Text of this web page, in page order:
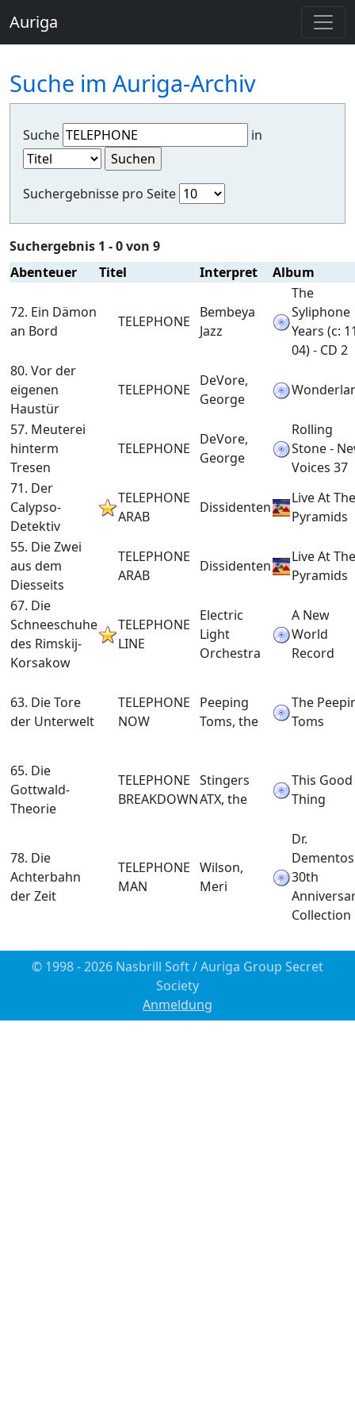
Auriga
Suche im Auriga-Archiv
Suche in
Suchergebnisse pro Seite
Suchergebnis 1 - 0 von 9
Abenteuer
Titel Interpret Album
72. Ein Dämon
an Bord
TELEPHONE
Bembeya
Jazz
The
Syliphone
Years (c:
04) - CD 2
80. Vor der
eigenen
Haustür
TELEPHONE
DeVore,
George
57. Meuterei
hinterm
Tresen
TELEPHONE
DeVore,
George
Rolling
Stone -
Voices 37
71. Der
Calypso-
Detektiv
TELEPHONE
ARAB
Dissidenten
Live At The
Pyramids
55. Die Zwei
aus dem
Diesseits
TELEPHONE
ARAB
Dissidenten
Live At The
Pyramids
67. Die
Schneeschuhe
des Rimskij-
Korsakow
TELEPHONE
LINE
Electric
Light
Orchestra
A New
World
Record
63. Die Tore
der Unterwelt
TELEPHONE
NOW
Peeping
Toms, the
The
Toms
65. Die
Gottwald-
Theorie
TELEPHONE
BREAKDOWN
Stingers
ATX, the
This Good
Thing
78. Die
Achterbahn
der Zeit
TELEPHONE
MAN
Wilson,
Meri
Dr.
Dementos
30th
Collection
© 1998 - 2026 Nasbrill Soft / Auriga Group Secret
Society
Anmeldung